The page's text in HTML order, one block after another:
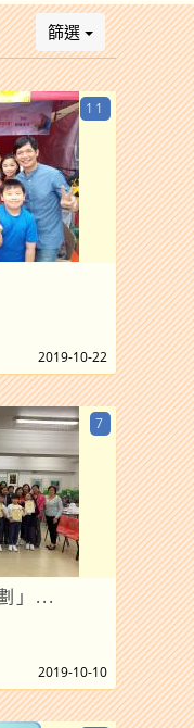
篩選
11
2019-10-22
」...
7
2019-10-10